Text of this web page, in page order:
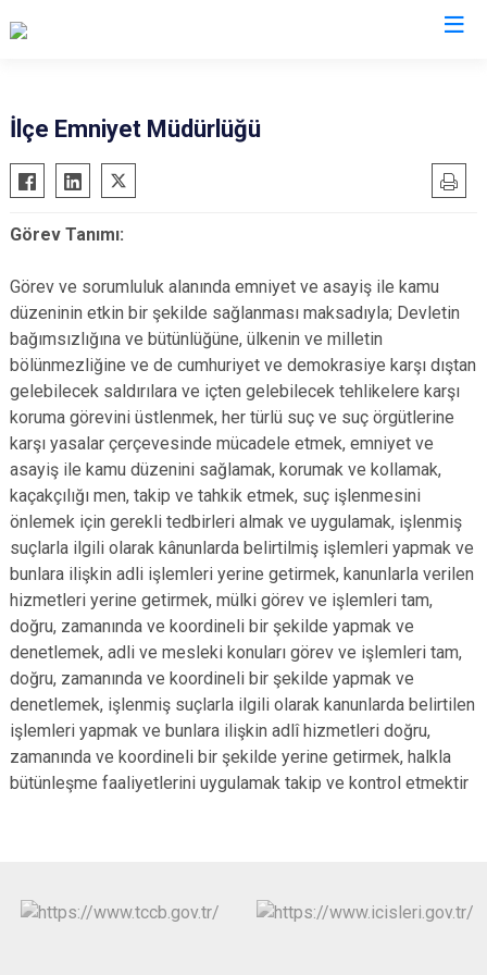
Çerkezköy
Çorlu
Hayrabolu
Marmaraereğlisi
Muratlı
Kapaklı
İlçe Emniyet Müdürlüğü
Görev Tanımı:
Görev ve sorumluluk alanında emniyet ve asayiş ile kamu
düzeninin etkin bir şekilde sağlanması maksadıyla; Devletin
bağımsızlığına ve bütünlüğüne, ülkenin ve milletin
bölünmezliğine ve de cumhuriyet ve demokrasiye karşı dıştan
gelebilecek saldırılara ve içten gelebilecek tehlikelere karşı
koruma görevini üstlenmek, her türlü suç ve suç örgütlerine
karşı yasalar çerçevesinde mücadele etmek, emniyet ve
asayiş ile kamu düzenini sağlamak, korumak ve kollamak,
kaçakçılığı men, takip ve tahkik etmek, suç işlenmesini
önlemek için gerekli tedbirleri almak ve uygulamak, işlenmiş
suçlarla ilgili olarak kânunlarda belirtilmiş işlemleri yapmak ve
bunlara ilişkin adli işlemleri yerine getirmek, kanunlarla verilen
hizmetleri yerine getirmek, mülki görev ve işlemleri tam,
doğru, zamanında ve koordineli bir şekilde yapmak ve
denetlemek, adli ve mesleki konuları görev ve işlemleri tam,
doğru, zamanında ve koordineli bir şekilde yapmak ve
denetlemek, işlenmiş suçlarla ilgili olarak kanunlarda belirtilen
işlemleri yapmak ve bunlara ilişkin adlî hizmetleri doğru,
zamanında ve koordineli bir şekilde yerine getirmek, halkla
bütünleşme faaliyetlerini uygulamak takip ve kontrol etmektir